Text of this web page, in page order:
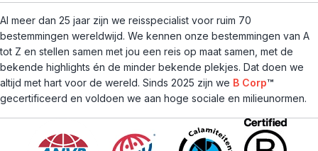
Al meer dan 25 jaar zijn we reisspecialist voor ruim 70
bestemmingen wereldwijd. We kennen onze bestemmingen van A
tot Z en stellen samen met jou een reis op maat samen, met de
bekende highlights én de minder bekende plekjes. Dat doen we
altijd met hart voor de wereld. Sinds 2025 zijn we B Corp™
gecertificeerd en voldoen we aan hoge sociale en milieunormen.